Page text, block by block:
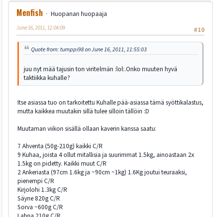
Menfish
Huopanan huopaaja
#10
June 16, 2011, 12:04:09
Quote from: tumppi98 on June 16, 2011, 11:55:03
juu nyt mää tajusin ton viritelmän :lol:.Onko muuten hyvä
taktiikka kuhalle?
Itse asiassa tuo on tarkoitettu Kuhalle pää-asiassa tämä syöttikalastus,
mutta kaikkea muutakin sillä tulee silloin tällöin :D
Muutaman viikon sisällä ollaan kaverin kanssa saatu:
7 Ahventa (50g-210g) kaikki C/R
9 Kuhaa, joista 4 ollut mitallisia ja suurimmat 1.5kg, ainoastaan 2x
1.5kg on pidetty. Kaikki muut C/R
2 Ankeriasta (97cm 1.6kg ja ~90cm ~1kg) 1.6Kg joutui teuraaksi,
pienempi C/R
Kirjolohi 1.3kg C/R
Säyne 820g C/R
Sorva ~600g C/R